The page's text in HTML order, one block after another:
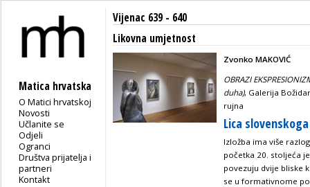
Matica hrvatska
O Matici hrvatskoj
Novosti
Učlanite se
Odjeli
Ogranci
Društva prijatelja i
partneri
Kontakt
Vijenac 639 - 640
Likovna umjetnost
Zvonko MAKOVIĆ
OBRAZI
duha), Galerija
rujna
Lica
Izložba ima više
početka 20. stoljeća
povezuju dvije bliske
se u formativnome